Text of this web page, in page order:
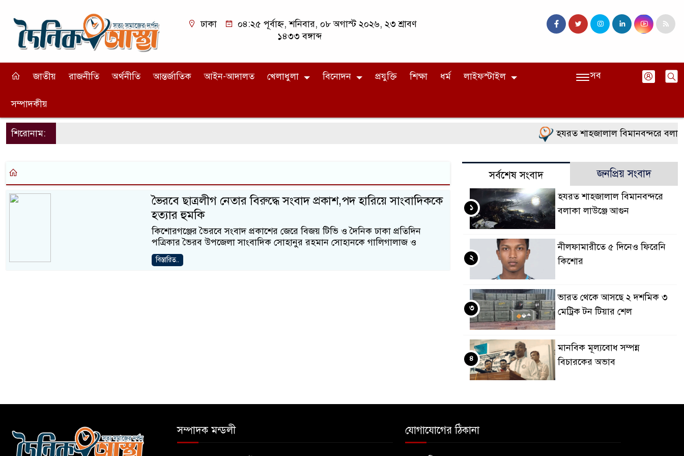
ঢাকা
০৪:২৫ পূর্বাহ্ন, শনিবার, ০৮ অগাস্ট ২০২৬, ২৩ শ্রাবণ
১৪৩৩ বঙ্গাব্দ
জাতীয় রাজনীতি অর্থনীতি আন্তর্জাতিক আইন-আদালত খেলাধুলা বিনোদন প্রযুক্তি শিক্ষা ধর্ম লাইফস্টাইল
সম্পাদকীয়
সব
শিরোনাম: হযরত শাহজালাল বিমানবন্দরে বলাকা
ভৈরবে ছাত্রলীগ নেতার বিরুদ্ধে সংবাদ প্রকাশ,পদ হারিয়ে সাংবাদিককে
হত্যার হুমকি
কিশোরগঞ্জের ভৈরবে সংবাদ প্রকাশের জেরে বিজয় টিভি ও দৈনিক ঢাকা প্রতিদিন
পত্রিকার ভৈরব উপজেলা সাংবাদিক সোহানুর রহমান সোহানকে গালিগালাজ ও
বিস্তারিত..
সর্বশেষ সংবাদ জনপ্রিয় সংবাদ
হযরত শাহজালাল বিমানবন্দরে
বলাকা লাউঞ্জে আগুন
১
নীলফামারীতে ৫ দিনেও ফিরেনি
কিশোর
২
ভারত থেকে আসছে ২ দশমিক ৩
মেট্রিক টন টিয়ার শেল
৩
মানবিক মূল্যবোধ সম্পন্ন
বিচারকের অভাব
৪
সম্পাদক মন্ডলী যোগাযোগের ঠিকানা